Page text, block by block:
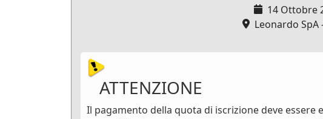
14 Ottobre
Leonardo SpA
ATTENZIONE
Il pagamento della quota di iscrizione deve